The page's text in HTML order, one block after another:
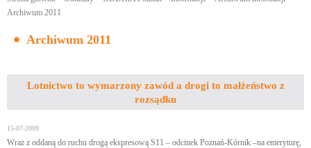
Archiwum 2011
Archiwum 2011
Lotnictwo to wymarzony zawód a drogi to małżeństwo z
rozsądku
15-07-2009
Wraz z oddaną do ruchu drogą ekspresową S11 – odcinek Poznań-Kórnik –na emeryturę,